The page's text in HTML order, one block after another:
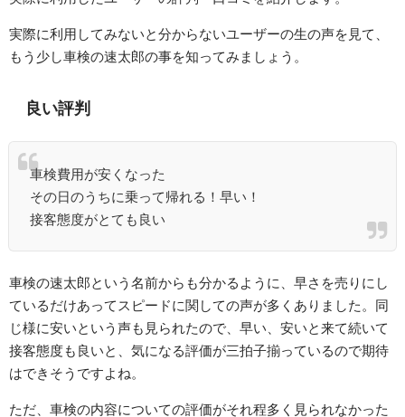
実際に利用してみないと分からないユーザーの生の声を見て、
もう少し車検の速太郎の事を知ってみましょう。
良い評判
車検費用が安くなった
その日のうちに乗って帰れる！早い！
接客態度がとても良い
車検の速太郎という名前からも分かるように、早さを売りにし
ているだけあってスピードに関しての声が多くありました。同
じ様に安いという声も見られたので、早い、安いと来て続いて
接客態度も良いと、気になる評価が三拍子揃っているので期待
はできそうですよね。
ただ、車検の内容についての評価がそれ程多く見られなかった